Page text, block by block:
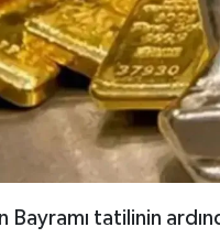
Bayramı tatilinin